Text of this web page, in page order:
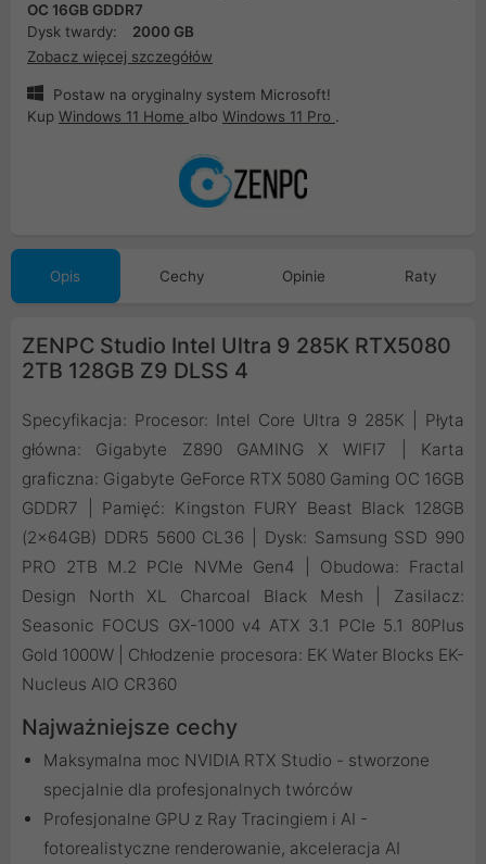
OC 16GB GDDR7
Dysk twardy:
2000 GB
Zobacz więcej szczegółów
Postaw na oryginalny system Microsoft!
Kup Windows 11 Home albo Windows 11 Pro .
Opis Cechy Opinie Raty
ZENPC Studio Intel Ultra 9 285K RTX5080
2TB 128GB Z9 DLSS 4
Specyfikacja: Procesor: Intel Core Ultra 9 285K | Płyta
główna: Gigabyte Z890 GAMING X WIFI7 | Karta
graficzna: Gigabyte GeForce RTX 5080 Gaming OC 16GB
GDDR7 | Pamięć: Kingston FURY Beast Black 128GB
(2x64GB) DDR5 5600 CL36 | Dysk: Samsung SSD 990
PRO 2TB M.2 PCIe NVMe Gen4 | Obudowa: Fractal
Design North XL Charcoal Black Mesh | Zasilacz:
Seasonic FOCUS GX-1000 v4 ATX 3.1 PCIe 5.1 80Plus
Gold 1000W | Chłodzenie procesora: EK Water Blocks EK-
Nucleus AIO CR360
Najważniejsze cechy
Maksymalna moc NVIDIA RTX Studio - stworzone
specjalnie dla profesjonalnych twórców
Profesjonalne GPU z Ray Tracingiem i AI -
fotorealistyczne renderowanie, akceleracja AI